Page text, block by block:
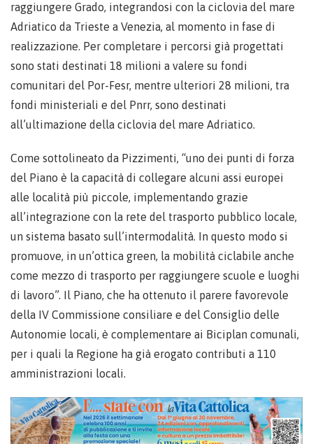
raggiungere Grado, integrandosi con la ciclovia del mare
Adriatico da Trieste a Venezia, al momento in fase di
realizzazione. Per completare i percorsi già progettati
sono stati destinati 18 milioni a valere su fondi
comunitari del Por-Fesr, mentre ulteriori 28 milioni, tra
fondi ministeriali e del Pnrr, sono destinati
all’ultimazione della ciclovia del mare Adriatico.
Come sottolineato da Pizzimenti, “uno dei punti di forza
del Piano è la capacità di collegare alcuni assi europei
alle località più piccole, implementando grazie
all’integrazione con la rete del trasporto pubblico locale,
un sistema basato sull’intermodalità. In questo modo si
promuove, in un’ottica green, la mobilità ciclabile anche
come mezzo di trasporto per raggiungere scuole e luoghi
di lavoro”. Il Piano, che ha ottenuto il parere favorevole
della IV Commissione consiliare e del Consiglio delle
Autonomie locali, è complementare ai Biciplan comunali,
per i quali la Regione ha già erogato contributi a 110
amministrazioni locali.